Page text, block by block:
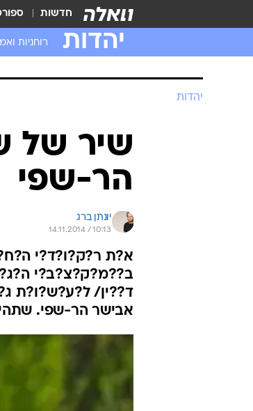
חדשות
יהדות רוחניות
יהדות
שיר של
הר-שפי
יונתן ברג
14.11.2014 / 10:13
א?ת ר?ק?ו?ד?י
ב??מ?ק?צ?ב?י
ד??ין/ ל?ע?ש?ו?ת
אבישר הר-שפי.